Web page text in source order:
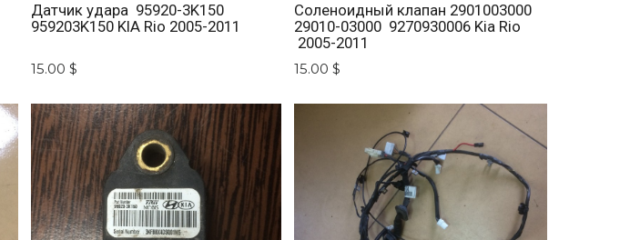
Датчик удара 95920-3K150
959203K150 KIA Rio 2005-2011
15.00 $
Соленоидный клапан 2901003000
29010-03000 9270930006 Kia Rio
2005-2011
15.00 $